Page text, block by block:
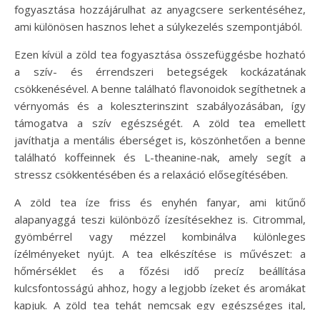
fogyasztása hozzájárulhat az anyagcsere serkentéséhez,
ami különösen hasznos lehet a súlykezelés szempontjából.
Ezen kívül a zöld tea fogyasztása összefüggésbe hozható
a szív- és érrendszeri betegségek kockázatának
csökkenésével. A benne található flavonoidok segíthetnek a
vérnyomás és a koleszterinszint szabályozásában, így
támogatva a szív egészségét. A zöld tea emellett
javíthatja a mentális éberséget is, köszönhetően a benne
található koffeinnek és L-theanine-nak, amely segít a
stressz csökkentésében és a relaxáció elősegítésében.
A zöld tea íze friss és enyhén fanyar, ami kitűnő
alapanyaggá teszi különböző ízesítésekhez is. Citrommal,
gyömbérrel vagy mézzel kombinálva különleges
ízélményeket nyújt. A tea elkészítése is művészet: a
hőmérséklet és a főzési idő precíz beállítása
kulcsfontosságú ahhoz, hogy a legjobb ízeket és aromákat
kapjuk. A zöld tea tehát nemcsak egy egészséges ital,